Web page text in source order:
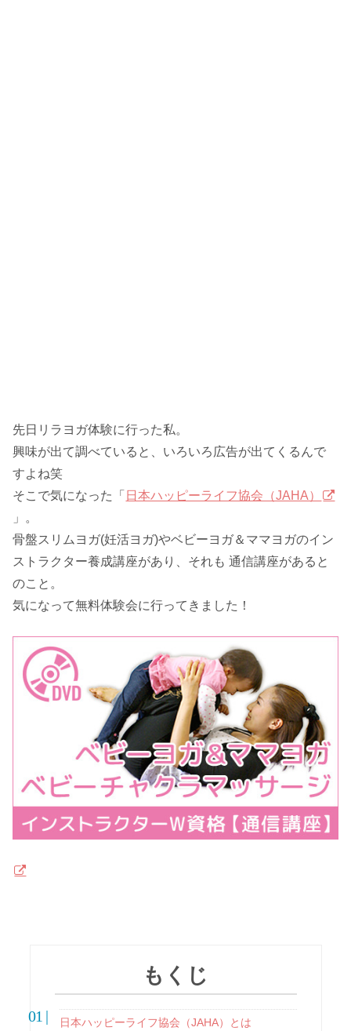
先日リラヨガ体験に行った私。
興味が出て調べていると、いろいろ広告が出てくるんで
すよね笑
そこで気になった「日本ハッピーライフ協会（JAHA）
」。
骨盤スリムヨガ(妊活ヨガ)やベビーヨガ＆ママヨガのイン
ストラクター養成講座があり、それも 通信講座があると
のこと。
気になって無料体験会に行ってきました！
もくじ
日本ハッピーライフ協会（JAHA）とは